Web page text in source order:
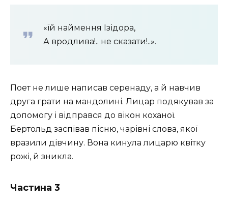
«їй наймення Ізідора,
А вродлива!.. не сказати!..».
Поет не лише написав серенаду, а й навчив
друга грати на мандолині. Лицар подякував за
допомогу і відправся до вікон коханої.
Бертольд заспівав пісню, чарівні слова, якої
вразили дівчину. Вона кинула лицарю квітку
рожі, й зникла.
Частина 3